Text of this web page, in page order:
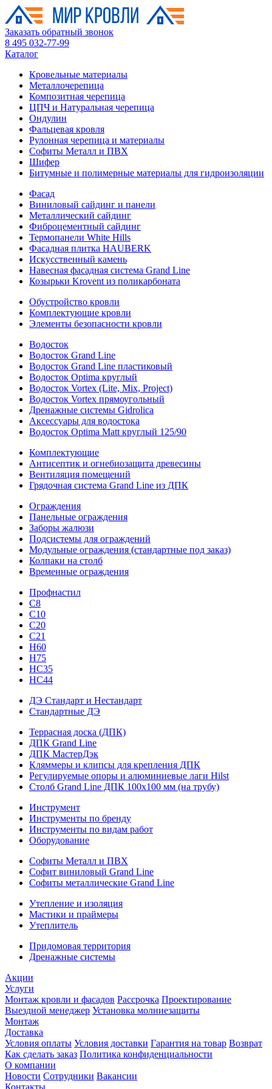
Заказать обратный звонок
8 495 032-77-99
Каталог
Кровельные материалы
Металлочерепица
Композитная черепица
ЦПЧ и Натуральная черепица
Ондулин
Фальцевая кровля
Рулонная черепица и материалы
Софиты Металл и ПВХ
Шифер
Битумные и полимерные материалы для гидроизоляции
Фасад
Виниловый сайдинг и панели
Металлический сайдинг
Фиброцементный сайдинг
Термопанели White Hills
Фасадная плитка HAUBERK
Искусственный камень
Навесная фасадная система Grand Line
Козырьки Krovent из поликарбоната
Обустройство кровли
Комплектующие кровли
Элементы безопасности кровли
Водосток
Водосток Grand Line
Водосток Grand Line пластиковый
Водосток Optima круглый
Водосток Vortex (Lite, Mix, Project)
Водосток Vortex прямоугольный
Дренажные системы Gidrolica
Аксессуары для водостока
Водосток Optima Matt круглый 125/90
Комплектующие
Антисептик и огнебиозащита древесины
Вентиляция помещений
Грядочная система Grand Line из ДПК
Ограждения
Панельные ограждения
Заборы жалюзи
Подсистемы для ограждений
Модульные ограждения (стандартные под заказ)
Колпаки на столб
Временные ограждения
Профнастил
С8
С10
С20
С21
H60
H75
HС35
НС44
ДЭ Стандарт и Нестандарт
Стандартные ДЭ
Террасная доска (ДПК)
ДПК Grand Line
ДПК МастерДэк
Кляммеры и клипсы для крепления ДПК
Регулируемые опоры и алюминиевые лаги Hilst
Столб Grand Line ДПК 100х100 мм (на трубу)
Инструмент
Инструменты по бренду
Инструменты по видам работ
Оборудование
Софиты Металл и ПВХ
Софит виниловый Grand Line
Софиты металлические Grand Line
Утепление и изоляция
Мастики и праймеры
Утеплитель
Придомовая территория
Дренажные системы
Акции
Услуги
Монтаж кровли и фасадов Рассрочка Проектирование
Выездной менеджер Установка молниезащиты
Монтаж
Доставка
Условия оплаты Условия доставки Гарантия на товар Возврат
Как сделать заказ Политика конфиденциальности
О компании
Новости Сотрудники Вакансии
Контакты